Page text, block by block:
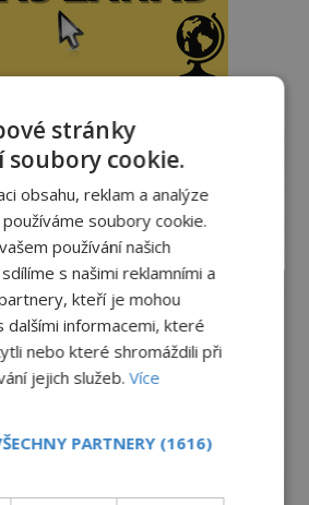
stránky
soubory cookie.
obsahu, reklam a analýze
soubory cookie.
používání našich
s našimi reklamními a
kteří je mohou
dalšími informacemi, které
nebo které shromáždili při
jejich služeb.Více
PARTNERY (1616)